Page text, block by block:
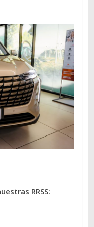
RRSS: